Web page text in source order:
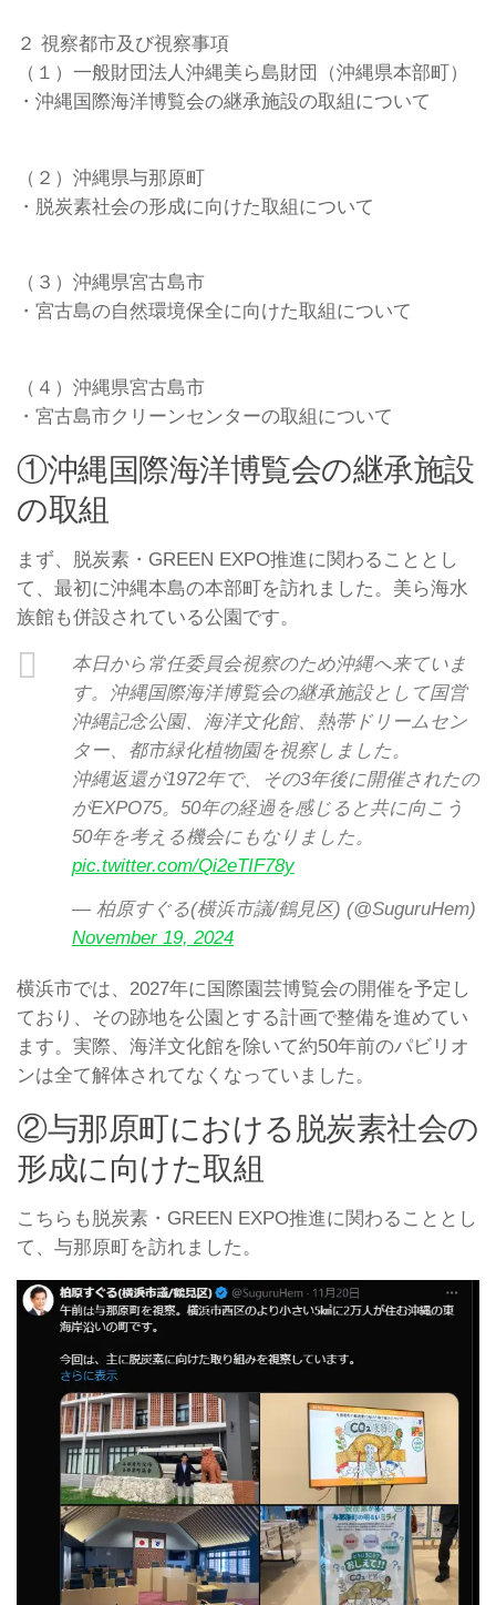
２ 視察都市及び視察事項
（１）一般財団法人沖縄美ら島財団（沖縄県本部町）
・沖縄国際海洋博覧会の継承施設の取組について
（２）沖縄県与那原町
・脱炭素社会の形成に向けた取組について
（３）沖縄県宮古島市
・宮古島の自然環境保全に向けた取組について
（４）沖縄県宮古島市
・宮古島市クリーンセンターの取組について
①沖縄国際海洋博覧会の継承施設
の取組
まず、脱炭素・GREEN EXPO推進に関わることとし
て、最初に沖縄本島の本部町を訪れました。美ら海水
族館も併設されている公園です。
本日から常任委員会視察のため沖縄へ来ていま
す。沖縄国際海洋博覧会の継承施設として国営
沖縄記念公園、海洋文化館、熱帯ドリームセン
ター、都市緑化植物園を視察しました。
沖縄返還が1972年で、その3年後に開催されたの
がEXPO75。50年の経過を感じると共に向こう
50年を考える機会にもなりました。
pic.twitter.com/Qi2eTIF78y
— 柏原すぐる(横浜市議/鶴見区) (@SuguruHem)
November 19, 2024
横浜市では、2027年に国際園芸博覧会の開催を予定し
ており、その跡地を公園とする計画で整備を進めてい
ます。実際、海洋文化館を除いて約50年前のパビリオ
ンは全て解体されてなくなっていました。
②与那原町における脱炭素社会の
形成に向けた取組
こちらも脱炭素・GREEN EXPO推進に関わることとし
て、与那原町を訪れました。